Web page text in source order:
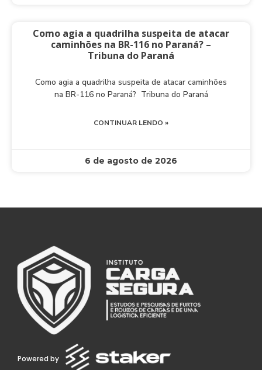
Como agia a quadrilha suspeita de atacar
caminhões na BR-116 no Paraná? –
Tribuna do Paraná
Como agia a quadrilha suspeita de atacar caminhões
na BR-116 no Paraná? Tribuna do Paraná
CONTINUAR LENDO »
6 de agosto de 2026
Powered by